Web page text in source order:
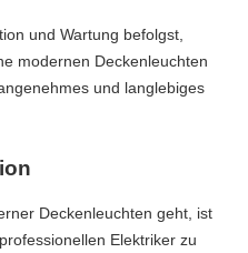
und Wartung befolgst,
modernen Deckenleuchten
und langlebiges
Deckenleuchten geht, ist
Elektriker zu